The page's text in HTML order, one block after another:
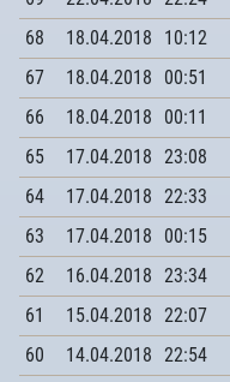
68
18.04.2018 10:12
67
18.04.2018 00:51
66
18.04.2018 00:11
65
17.04.2018 23:08
64
17.04.2018 22:33
63
17.04.2018 00:15
62
16.04.2018 23:34
61
15.04.2018 22:07
60
14.04.2018 22:54